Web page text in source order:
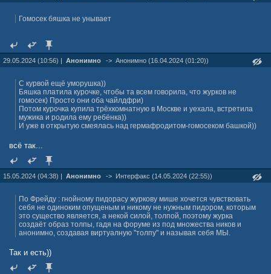
Гомосек бяшка не унывает
29.05.2024 (10:56) | Анонимно -> Анонимно (16.04.2024 (01:20))
С курвой ещё уморушка))
Бяшка платила курочке, чтобы та всем говорила, что журков не
гомосек) Просто они оба чайлдфри)
Потом курочка купила трёхкомнатную в Москве и уехала, встретила
мужика и родила ему ребёнка))
И уже в открытую смеялась над гермафродитом-гомосеком башкой))
всё так...
15.05.2024 (04:38) | Анонимно -> Интерфакс (14.05.2024 (22:55))
По Фрейду : гнойному пидорасу журкову мише хочется чувствовать
себя не одиноким опущеным и никому не нужным пидором, которым
это существо является, а некой силой, толпой, поэтому журка
создаёт образ толпы, гадя на форуме из под множества ников и
анонимно, создавая виртуалную "толпу" и называя себя МЫ.
Так и есть))